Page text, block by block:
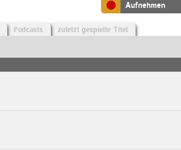
Aufnehmen
Podcasts zuletzt gespielte Titel